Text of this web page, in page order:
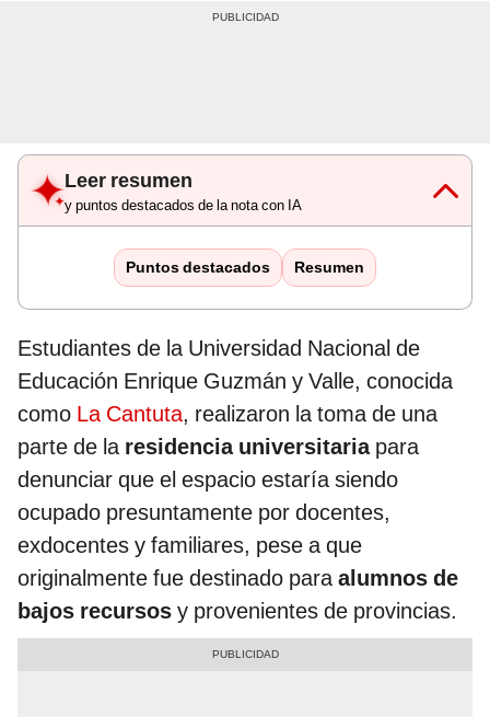
Leer resumen
y puntos destacados de la nota con IA
Puntos destacados Resumen
Estudiantes de la Universidad Nacional de
Educación Enrique Guzmán y Valle, conocida
como La Cantuta, realizaron la toma de una
parte de la residencia universitariapara
denunciar que el espacio estaría siendo
ocupado presuntamente por docentes,
exdocentes y familiares, pese a que
originalmente fue destinado paraalumnos de
bajos recursos y provenientes de provincias.